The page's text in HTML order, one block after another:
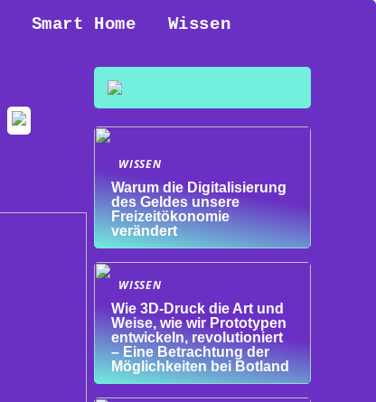
Smart Home Wissen
WISSEN
Warum die Digitalisierung
des Geldes unsere
Freizeitökonomie
verändert
WISSEN
Wie 3D-Druck die Art und
Weise, wie wir Prototypen
entwickeln, revolutioniert
– Eine Betrachtung der
Möglichkeiten bei Botland